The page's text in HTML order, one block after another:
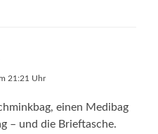
21:21 Uhr
einen Medibag
– und die Brieftasche.